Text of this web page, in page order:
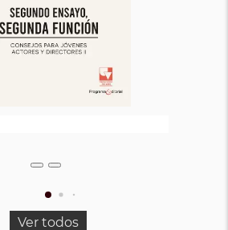
Ver todos